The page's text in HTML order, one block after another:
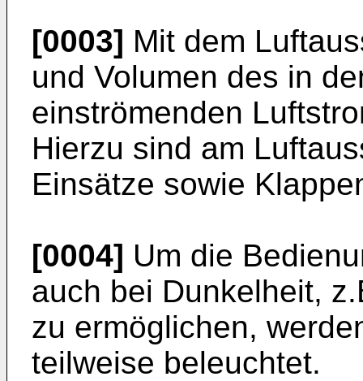
[0003] Mit dem
und Volumen des in
einströmenden
Hierzu sind am
Einsätze sowie
[0004] Um die
auch bei Dunkelheit,
zu ermöglichen,
teilweise beleuchtet.